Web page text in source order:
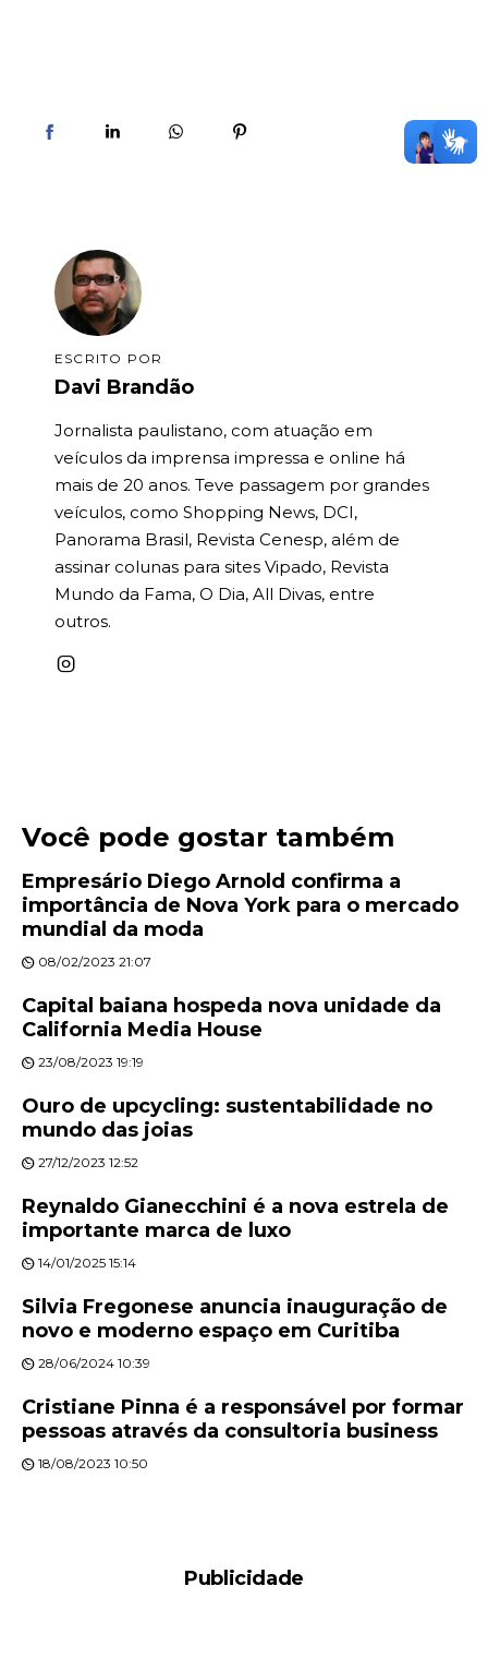
ESCRITO POR
Davi Brandão
Jornalista paulistano, com atuação em
veículos da imprensa impressa e online há
mais de 20 anos. Teve passagem por grandes
veículos, como Shopping News, DCI,
Panorama Brasil, Revista Cenesp, além de
assinar colunas para sites Vipado, Revista
Mundo da Fama, O Dia, All Divas, entre
outros.
Você pode gostar também
Empresário Diego Arnold confirma a
importância de Nova York para o mercado
mundial da moda
08/02/2023 21:07
Capital baiana hospeda nova unidade da
California Media House
23/08/2023 19:19
Ouro de upcycling: sustentabilidade no
mundo das joias
27/12/2023 12:52
Reynaldo Gianecchini é a nova estrela de
importante marca de luxo
14/01/2025 15:14
Silvia Fregonese anuncia inauguração de
novo e moderno espaço em Curitiba
28/06/2024 10:39
Cristiane Pinna é a responsável por formar
pessoas através da consultoria business
18/08/2023 10:50
Publicidade